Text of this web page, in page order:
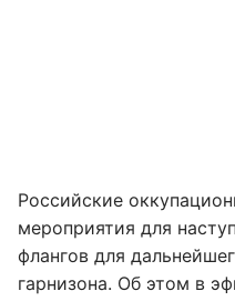
Российские
мероприятия для
флангов для
гарнизона. Об этом в